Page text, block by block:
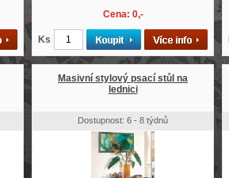
Cena: 0,-
Ks
Masivní stylový psací stůl na
lednici
Dostupnost: 6 - 8 týdnů